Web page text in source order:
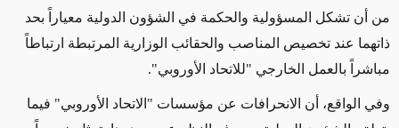
من أن تشكل المسؤولية والحكمة في الشؤون الدولية معياراً بحد
ذاتهما عند تخصيص المناصب والحقائب الوزارية المرتبطة ارتباطاً
مباشراً بالعمل الخارجي "للاتحاد الأوروبي".
وفي الواقع، ن الانحرافات عن مؤسسات "الاتحاد الأوروبي" فيما